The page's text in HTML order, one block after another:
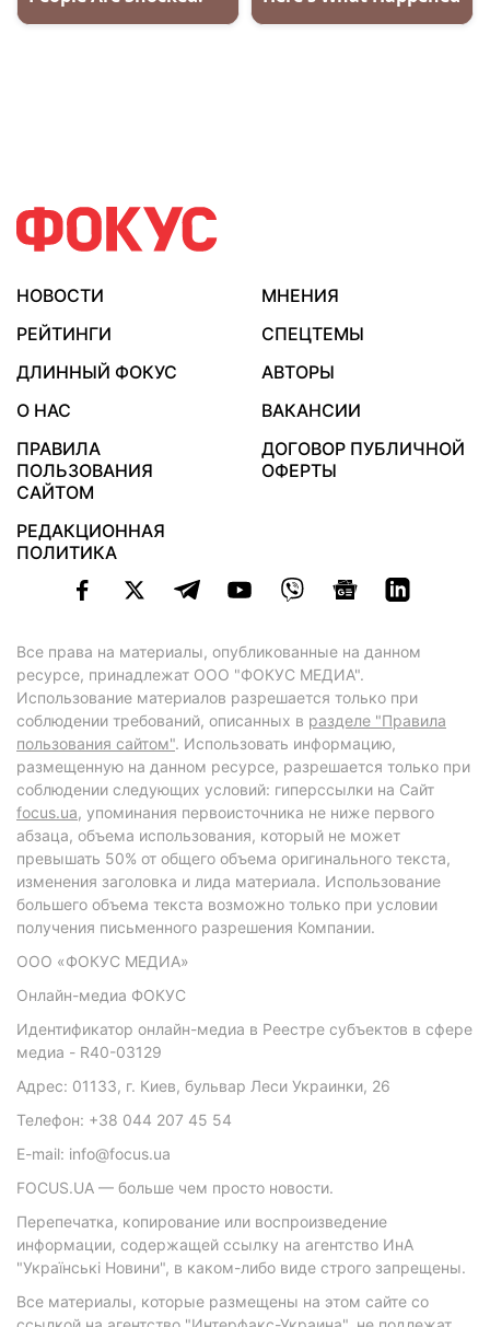
НОВОСТИ
МНЕНИЯ
РЕЙТИНГИ
СПЕЦТЕМЫ
ДЛИННЫЙ ФОКУС
АВТОРЫ
О НАС
ВАКАНСИИ
ПРАВИЛА
ПОЛЬЗОВАНИЯ
САЙТОМ
ДОГОВОР ПУБЛИЧНОЙ
ОФЕРТЫ
РЕДАКЦИОННАЯ
ПОЛИТИКА
Все права на материалы, опубликованные на данном
ресурсе, принадлежат ООО "ФОКУС МЕДИА".
Использование материалов разрешается только при
соблюдении требований, описанных в разделе "Правила
пользования сайтом". Использовать информацию,
размещенную на данном ресурсе, разрешается только при
соблюдении следующих условий: гиперссылки на Сайт
focus.ua, упоминания первоисточника не ниже первого
абзаца, объема использования, который не может
превышать 50% от общего объема оригинального текста,
изменения заголовка и лида материала. Использование
большего объема текста возможно только при условии
получения письменного разрешения Компании.
ООО «ФОКУС МЕДИА»
Онлайн-медиа ФОКУС
Идентификатор онлайн-медиа в Реестре субъектов в сфере
медиа - R40-03129
Адрес: 01133, г. Киев, бульвар Леси Украинки, 26
Телефон: +38 044 207 45 54
E-mail: info@focus.ua
FOCUS.UA — больше чем просто новости.
Перепечатка, копирование или воспроизведение
информации, содержащей ссылку на агентство ИнА
"Українські Новини", в каком-либо виде строго запрещены.
Все материалы, которые размещены на этом сайте со